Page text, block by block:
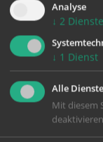
Analyse
↓ 2 Dienste
↓ 1 Dienst
Alle
Mit diesem